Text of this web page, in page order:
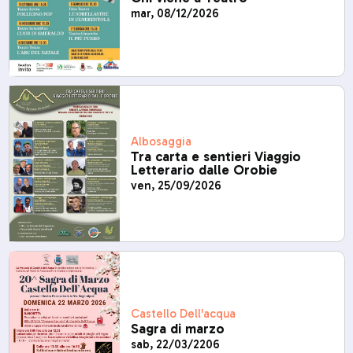
mar, 08/12/2026
Albosaggia
Tra carta e sentieri Viaggio
Letterario dalle Orobie
ven, 25/09/2026
Castello Dell'acqua
Sagra di marzo
sab, 22/03/2206